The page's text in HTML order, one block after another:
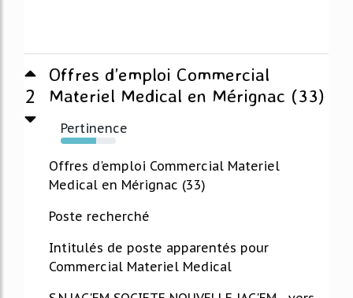
2
Offres d’emploi Commercial
Materiel Medical en Mérignac (33)
Pertinence
64%
Offres d'emploi Commercial Materiel
Medical en Mérignac (33)
Poste recherché
Intitulés de poste apparentés pour
Commercial Materiel Medical